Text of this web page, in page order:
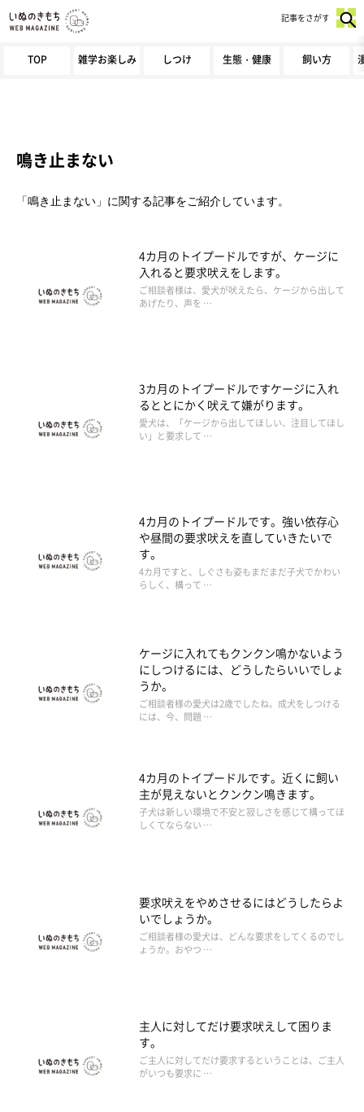
TOP 雑学お楽しみ しつけ 生態・健康 飼い方
記事をさがす
鳴き止まない
「鳴き止まない」に関する記事をご紹介しています。
4カ月のトイプードルですが、ケージに
入れると要求吠えをします。
ご相談者様は、愛犬が吠えたら、ケージから出して
あげたり、声を …
3カ月のトイプードルですケージに入れ
るととにかく吠えて嫌がります。
愛犬は、「ケージから出してほしい、注目してほし
い」と要求して …
4カ月のトイプードルです。強い依存心
や昼間の要求吠えを直していきたいで
す。
4カ月ですと、しぐさも姿もまだまだ子犬でかわい
らしく、構って …
ケージに入れてもクンクン鳴かないよう
にしつけるには、どうしたらいいでしょ
うか。
ご相談者様の愛犬は2歳でしたね。成犬をしつける
には、今、問題 …
4カ月のトイプードルです。近くに飼い
主が見えないとクンクン鳴きます。
子犬は新しい環境で不安と寂しさを感じて構ってほ
しくてならない …
要求吠えをやめさせるにはどうしたらよ
いでしょうか。
ご相談者様の愛犬は、どんな要求をしてくるのでし
ょうか。おやつ …
主人に対してだけ要求吠えして困りま
す。
ご主人に対してだけ要求するということは、ご主人
がいつも要求に …